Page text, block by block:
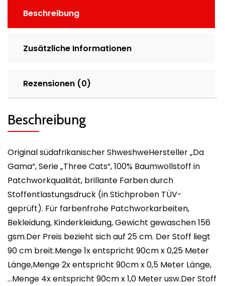
Beschreibung
Zusätzliche Informationen
Rezensionen (0)
Beschreibung
Original südafrikanischer ShweshweHersteller „Da
Gama“, Serie „Three Cats“, 100% Baumwollstoff in
Patchworkqualität, brillante Farben durch
Stoffentlastungsdruck (in Stichproben TÜV-
geprüft). Für farbenfrohe Patchworkarbeiten,
Bekleidung, Kinderkleidung, Gewicht gewaschen 156
gsm.Der Preis bezieht sich auf 25 cm. Der Stoff liegt
90 cm breit.Menge 1x entspricht 90cm x 0,25 Meter
Länge,Menge 2x entspricht 90cm x 0,5 Meter Länge,
…Menge 4x entspricht 90cm x 1,0 Meter usw.Der Stoff